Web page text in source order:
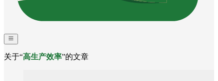
关于“高生产效率”的文章